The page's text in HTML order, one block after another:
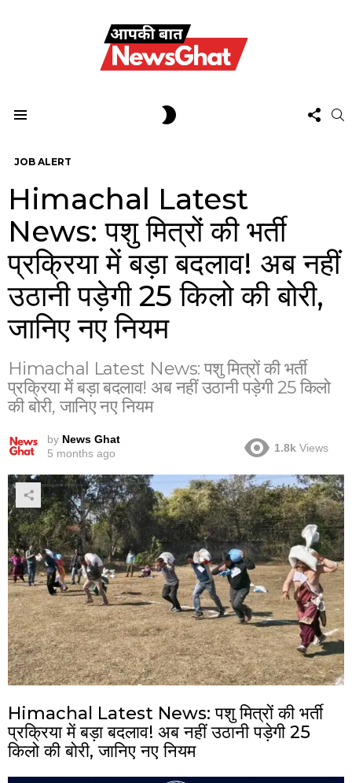
US
JOB ALERT
Himachal Latest
News: पशु मित्रों की भर्ती
प्रक्रिया में बड़ा बदलाव! अब नहीं
उठानी पड़ेगी 25 किलो की बोरी,
जानिए नए नियम
Himachal Latest News: पशु मित्रों की भर्ती
प्रक्रिया में बड़ा बदलाव! अब नहीं उठानी पड़ेगी 25 किलो
की बोरी, जानिए नए नियम
by News Ghat
5 months ago
1.8k Views
Himachal Latest News: पशु मित्रों की भर्ती
प्रक्रिया में बड़ा बदलाव! अब नहीं उठानी पड़ेगी 25
किलो की बोरी, जानिए नए नियम